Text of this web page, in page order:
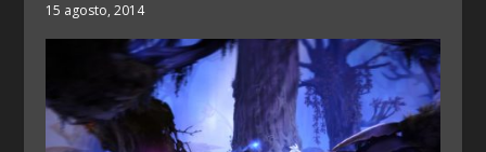
15 agosto, 2014